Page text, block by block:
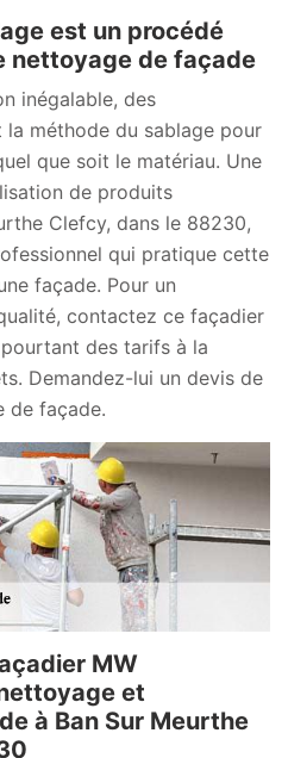
est un procédé
nettoyage de façade
inégalable, des
méthode du sablage pour
que soit le matériau. Une
de produits
Clefcy, dans le 88230,
qui pratique cette
façade. Pour un
contactez ce façadier
des tarifs à la
Demandez-lui un devis de
de façade.
MW
et
à Ban Sur Meurthe